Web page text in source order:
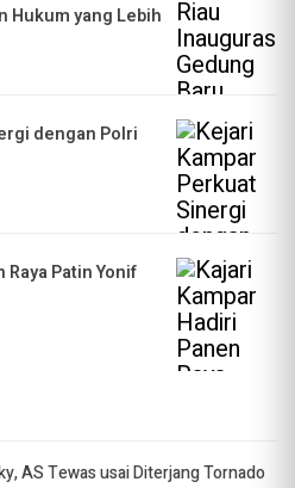
Hukum yang Lebih
dengan Polri
Raya Patin Yonif
AS Tewas usai Diterjang Tornado